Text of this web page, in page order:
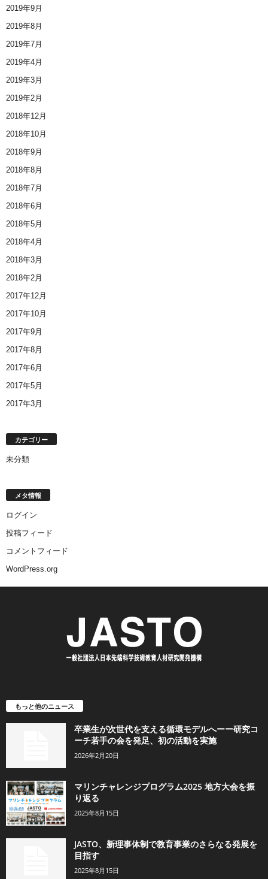
2019年9月
2019年8月
2019年7月
2019年4月
2019年3月
2019年2月
2018年12月
2018年10月
2018年9月
2018年8月
2018年7月
2018年6月
2018年5月
2018年4月
2018年3月
2018年2月
2017年12月
2017年10月
2017年9月
2017年8月
2017年6月
2017年5月
2017年3月
カテゴリー
未分類
メタ情報
ログイン
投稿フィード
コメントフィード
WordPress.org
もっと他のニュース
卒業生が次世代を支える循環モデルへーー研究コ
ーチ若手の会を発足、初の活動を実施
2026年2月20日
マリンチャレンジプログラム2025 地方大会を振
り返る
2025年8月15日
JASTO、新理事体制で教育事業のさらなる発展を
目指す
2025年8月15日